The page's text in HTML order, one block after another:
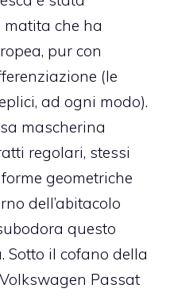
che ha
pur con
(le
ad ogni modo).
mascherina
regolari, stessi
geometriche
dell’abitacolo
questo
Sotto il cofano della
Passat